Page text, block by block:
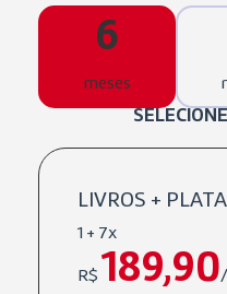
6
meses
LIVROS +
1 + 7x
R$ 189,90